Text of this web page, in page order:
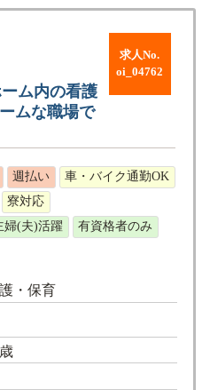
求人No.
oi_04762
ム内の看護
ムな職場で
週払い
車・バイク通勤OK
寮対応
婦(夫)活躍
有資格者のみ
・保育